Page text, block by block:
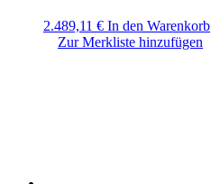
2.489,11 € In den Warenkorb
Zur Merkliste hinzufügen